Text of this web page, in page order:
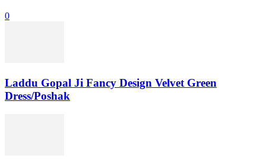
0
Laddu Gopal Ji Fancy Design Velvet Green
Dress/Poshak